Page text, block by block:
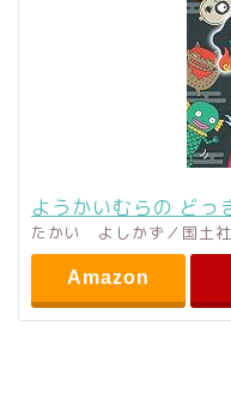
ようかいむらの どっ
たかい よしかず／国土社
Amazon